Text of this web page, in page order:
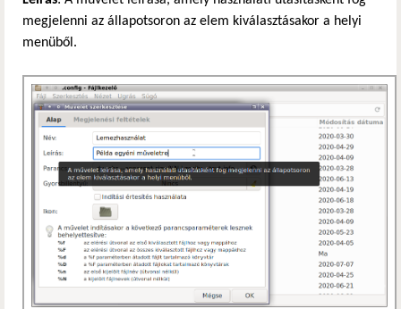
megjelenni az állapotsoron az elem kiválasztásakor a helyi
menüből.